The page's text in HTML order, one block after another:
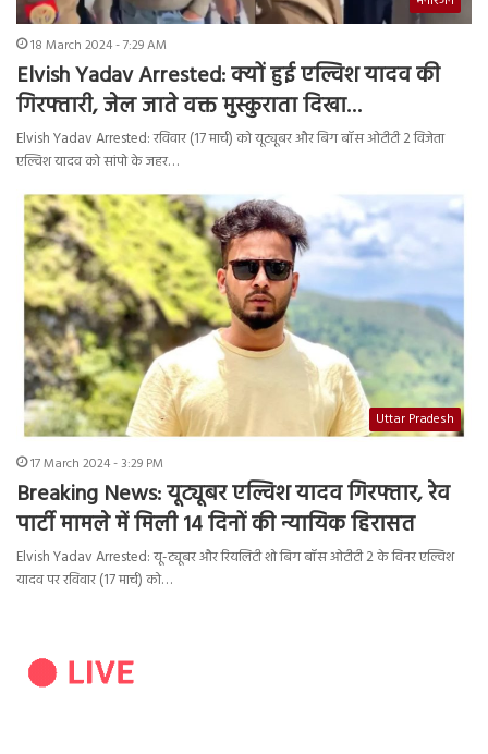
18 March 2024 - 7:29 AM
Elvish Yadav Arrested: क्यों हुई एल्विश यादव की
गिरफ्तारी, जेल जाते वक्त मुस्कुराता दिखा…
Elvish Yadav Arrested: रविवार (17 मार्च) को यूट्यूबर और बिग बॉस ओटीटी 2 विजेता
एल्विश यादव को सांपो के जहर…
Uttar Pradesh
17 March 2024 - 3:29 PM
Breaking News: यूट्यूबर एल्विश यादव गिरफ्तार, रेव
पार्टी मामले में मिली 14 दिनों की न्यायिक हिरासत
Elvish Yadav Arrested: यू-ट्यूबर और रियलिटी शो बिग बॉस ओटीटी 2 के विनर एल्विश
यादव पर रविवार (17 मार्च) को…